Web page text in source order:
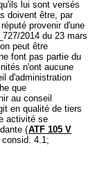
lui sont versés
doivent être, par
provenir d'une
2014 du 23 mars
peut être
font pas partie du
n'ont aucune
d'administration
que
au conseil
en qualité de tiers
activité se
(ATF 105 V
4.1;